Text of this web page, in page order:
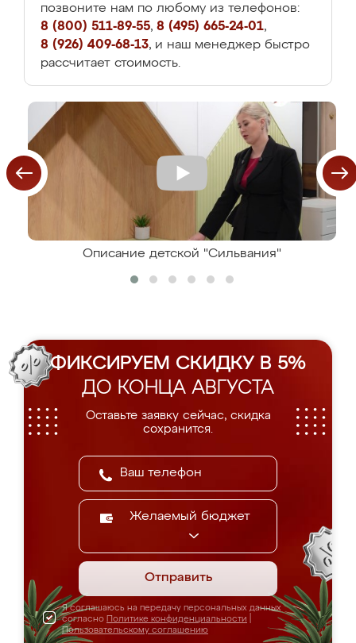
позвоните нам по любому из телефонов:
8 (800) 511-89-55, 8 (495) 665-24-01,
8 (926) 409-68-13, и наш менеджер быстро
рассчитает стоимость.
Описание детской "Сильвания"
ФИКСИРУЕМ СКИДКУ В 5%
ДО КОНЦА АВГУСТА
Оставьте заявку сейчас, скидка
сохранится.
Желаемый бюджет
Отправить
Я соглашаюсь на передачу персональных данных
согласно Политике конфиденциальности
Пользовательскому соглашению